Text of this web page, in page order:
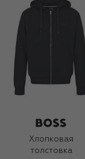
Хлопковая
толстовка